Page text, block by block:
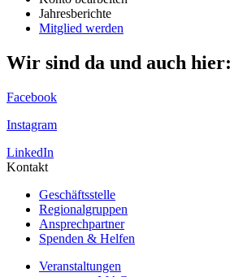
Jahresberichte
Mitglied werden
Wir sind da und auch hier:
Facebook
Instagram
LinkedIn
Kontakt
Geschäftsstelle
Regionalgruppen
Ansprechpartner
Spenden & Helfen
Veranstaltungen